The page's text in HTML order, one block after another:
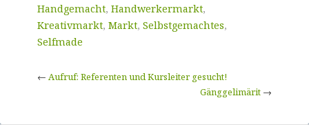
Handgemacht, Handwerkermarkt,
Kreativmarkt, Markt, Selbstgemachtes,
Selfmade
← Aufruf: Referenten und Kursleiter gesucht!
Gänggelimärit →